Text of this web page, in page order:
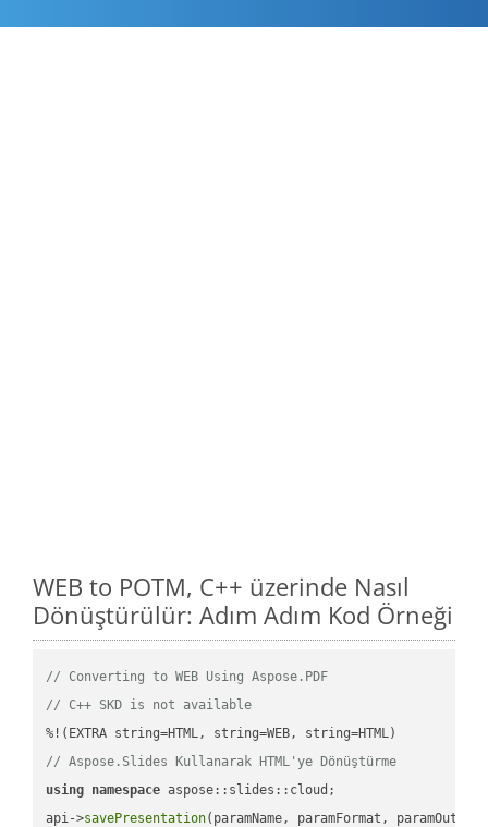
WEB to POTM, C++ üzerinde Nasıl
Dönüştürülür: Adım Adım Kod Örneği
// Converting to WEB Using Aspose.PDF
// C++ SKD is not available
// Aspose.Slides Kullanarak HTML'ye Dönüştürme
using namespace aspose::slides::cloud;
api->savePresentation(paramName, paramFormat,